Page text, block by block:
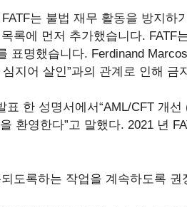
는 불법 재무 활동을 방지하
록에 먼저 추가했습니다. FATF
표명했습니다. Ferdinand
지어 살인”과의 관계로 인해 금
한 성명서에서“AML/CFT 개
환영한다”고 말했다. 2021 년
도록하는 작업을 계속하도록 권